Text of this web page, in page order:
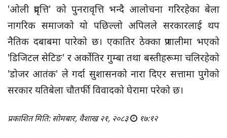
'ओली प्रवृत्ति' को पुनरावृत्ति भन्दै आलोचना गरिरहेका बेला
नागरिक समाजको यो पछिल्लो अपिलले सरकारलाई थप
नैतिक दबाबमा पारेको छ। एकातिर ठेक्का प्रणालीमा भएको
'डिजिटल सेटिङ' र अर्कोतिर गुम्बा तथा बस्तीहरूमा चलिरहेको
'डोजर आतंक' ले गर्दा सुशासनको नारा दिएर सत्तामा पुगेको
सरकार यतिबेला चौतर्फी विवादको घेरामा परेको छ।
प्रकाशित मिति: सोमबार, वैशाख २१, २०८३ १७:१२